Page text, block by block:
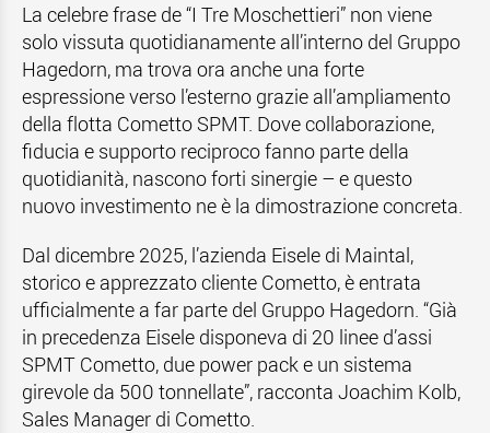
La celebre frase de “I Tre Moschettieri” non viene
solo vissuta quotidianamente all’interno del Gruppo
Hagedorn, ma trova ora anche una forte
espressione verso l’esterno grazie all’ampliamento
della flotta Cometto SPMT. Dove collaborazione,
fiducia e supporto reciproco fanno parte della
quotidianità, nascono forti sinergie – e questo
nuovo investimento ne è la dimostrazione concreta.
Dal dicembre 2025, l’azienda Eisele di Maintal,
storico e apprezzato cliente Cometto, è entrata
ufficialmente a far parte del Gruppo Hagedorn. “Già
in precedenza Eisele disponeva di 20 linee d’assi
SPMT Cometto, due power pack e un sistema
girevole da 500 tonnellate”, racconta Joachim Kolb,
Sales Manager di Cometto.